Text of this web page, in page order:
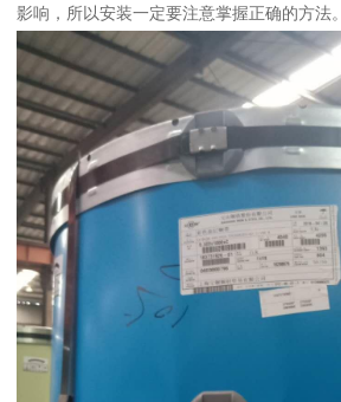
影响，所以安装一定要注意掌握正确的方法。